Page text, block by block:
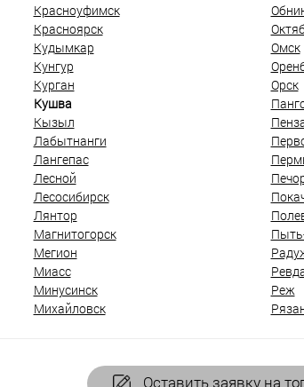
Красноуфимск
Красноярск
Кудымкар
Кунгур
Курган
Кушва
Кызыл
Лабытнанги
Лангепас
Лесной
Лесосибирск
Лянтор
Магнитогорск
Мегион
Миасс
Минусинск
Михайловск
Омск
Орск
Реж
Оставить заявку на